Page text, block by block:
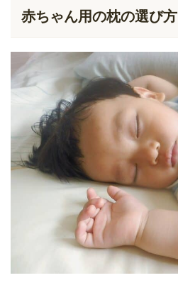
赤ちゃん用の枕の選び方